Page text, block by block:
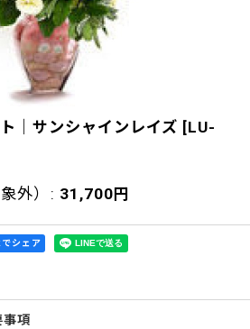
｜サンシャインレイズ [LU-
外） : 31,700 円
シェア
事項